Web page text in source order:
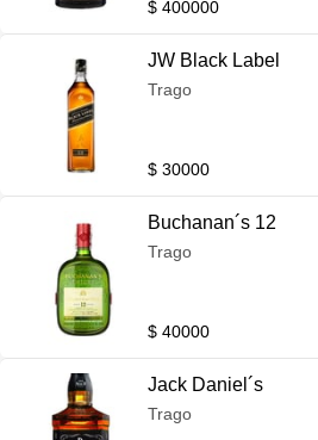
$ 400000
JW Black Label
Trago
$ 30000
Buchanan´s 12
Trago
$ 40000
Jack Daniel´s
Trago